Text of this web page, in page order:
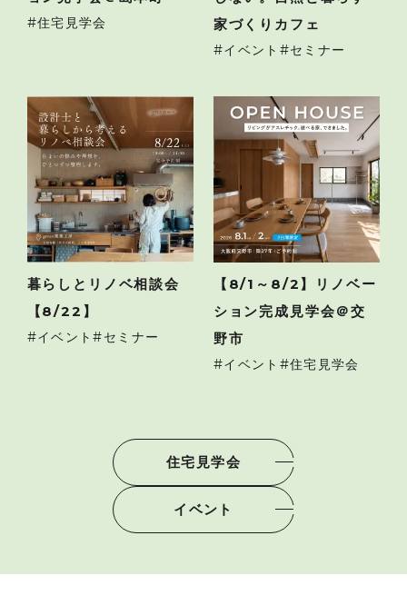
住宅見学会
家づくりカフェ
イベント セミナー
暮らしとリノベ相談会
【8/22】
イベント セミナー
【8/1～8/2】リノベー
ション完成見学会＠交
野市
イベント 住宅見学会
住宅見学会
イベント